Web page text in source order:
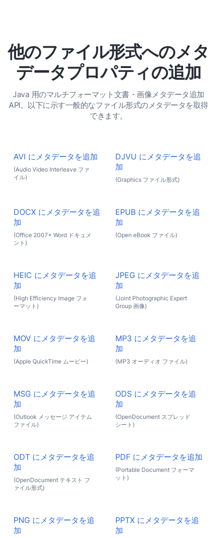
他のファイル形式へのメタ
データプロパティの追加
Java 用のマルチフォーマット文書・画像メタデータ追加
API。以下に示す一般的なファイル形式のメタデータを取得
できます。
AVI にメタデータを追加
(Audio Video Interleave ファ
イル)
DJVU にメタデータを追
加
(Graphics ファイル形式)
DOCX にメタデータを追
加
(Office 2007+ Word ドキュメ
ント)
EPUB にメタデータを追
加
(Open eBook ファイル)
HEIC にメタデータを追
加
(High Efficiency Image フォ
ーマット)
JPEG にメタデータを追
加
(Joint Photographic Expert
Group 画像)
MOV にメタデータを追
加
(Apple QuickTime ムービー)
MP3 にメタデータを追
加
(MP3 オーディオ ファイル)
MSG にメタデータを追
加
(Outlook メッセージ アイテム
ファイル)
ODS にメタデータを追
加
(OpenDocument スプレッド
シート)
ODT にメタデータを追
加
(OpenDocument テキスト フ
ァイル形式)
PDF にメタデータを追加
(Portable Document フォーマ
ット)
PNG にメタデータを追
加
PPTX にメタデータを追
加